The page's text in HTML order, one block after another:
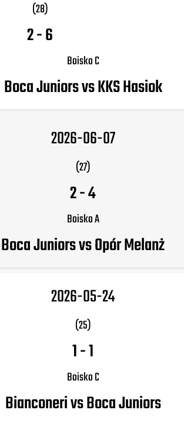
(28)
2-6
Boisko C
Boca Juniors vs KKS Hasiok
2026-06-07
(27)
2-4
Boisko A
Boca Juniors vs Opór Melanż
2026-05-24
(25)
1-1
Boisko C
Bianconeri vs Boca Juniors